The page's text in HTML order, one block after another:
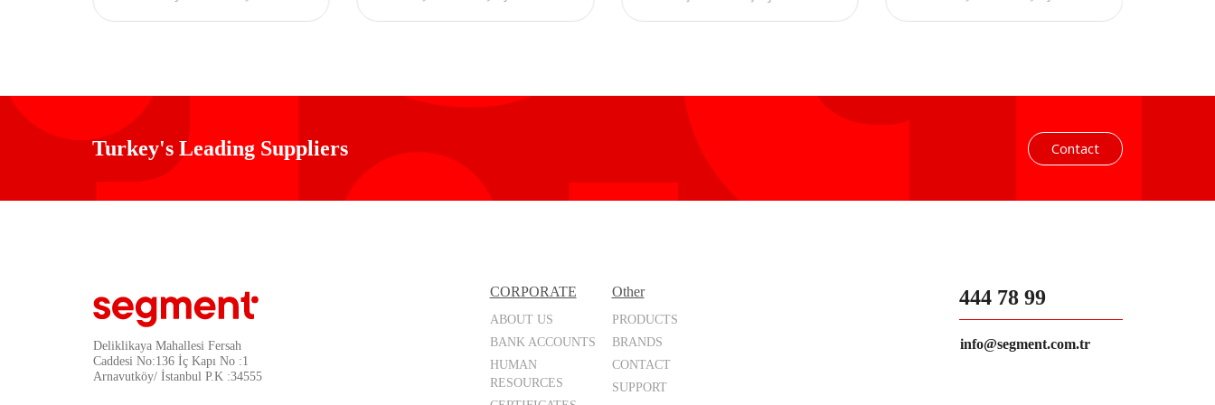
Turkey's Leading Suppliers Contact
Deliklikaya Mahallesi Fersah
Caddesi No:136 İç Kapı No :1
Arnavutköy/ İstanbul P.K :34555
CORPORATE
ABOUT US
BANK ACCOUNTS
HUMAN
RESOURCES
Other
PRODUCTS
BRANDS
CONTACT
SUPPORT
444 78 99
info@segment.com.tr